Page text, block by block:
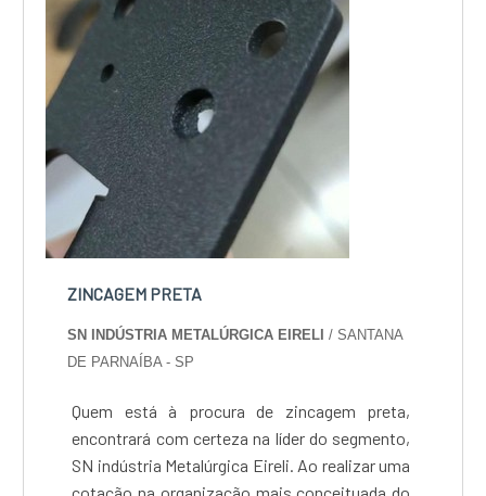
ZINCAGEM PRETA
SN INDÚSTRIA METALÚRGICA EIRELI/ SANTANA
DE PARNAÍBA - SP
Quem está à procura de zincagem preta,
encontrará com certeza na líder do segmento,
SN indústria Metalúrgica Eireli. Ao realizar uma